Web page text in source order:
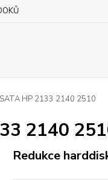
HP 2133 2140 2510
2140
Redukce